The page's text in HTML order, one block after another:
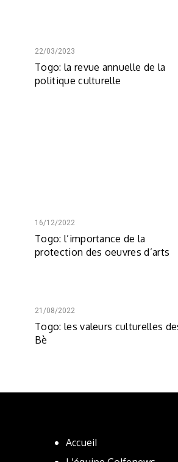
22/03/2023
Togo: la revue annuelle de la
politique culturelle
16/12/2022
Togo: l’importance de la
protection des oeuvres d’arts
21/08/2022
Togo: les valeurs culturelles
Bè
Accueil